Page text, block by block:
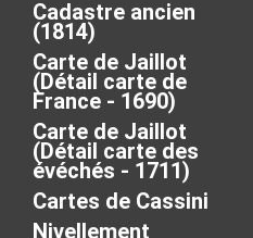
Cadastre ancien
(1814)
Carte de Jaillot
(Détail carte de
France - 1690)
Carte de Jaillot
(Détail carte des
évéchés - 1711)
Cartes de Cassini
Nivellement